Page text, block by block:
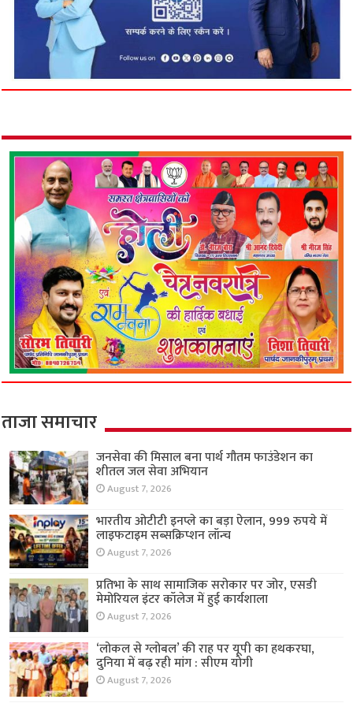
ताजा समाचार
जनसेवा की मिसाल बना पार्थ गौतम फाउंडेशन का
शीतल जल सेवा अभियान
August 7, 2026
भारतीय ओटीटी इनप्ले का बड़ा ऐलान, 999 रुपये में
लाइफटाइम सब्सक्रिप्शन लॉन्च
August 7, 2026
प्रतिभा के साथ सामाजिक सरोकार पर जोर, एसडी
मेमोरियल इंटर कॉलेज में हुई कार्यशाला
August 7, 2026
‘लोकल से ग्लोबल’ की राह पर यूपी का हथकरघा,
दुनिया में बढ़ रही मांग : सीएम योगी
August 7, 2026